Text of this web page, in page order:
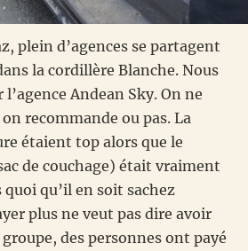
plein d’agences se partagent
la cordillère Blanche. Nous
l’agence Andean Sky. On ne
recommande ou pas. La
étaient top alors que le
de couchage) était vraiment
qu’il en soit sachez
plus ne veut pas dire avoir
des personnes ont payé